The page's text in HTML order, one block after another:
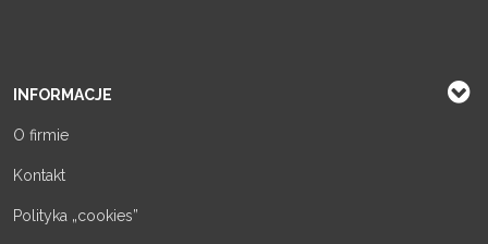
INFORMACJE
O firmie
Kontakt
Polityka „cookies”